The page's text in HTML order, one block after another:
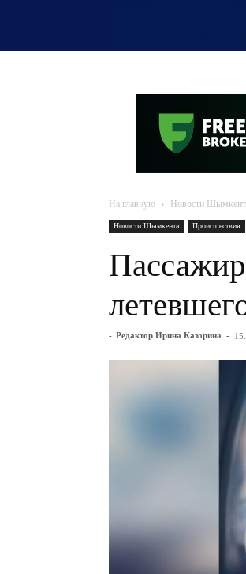
На главную Новости
Новости Шымкента Происшествия
- Редактор Ирина Казорина -